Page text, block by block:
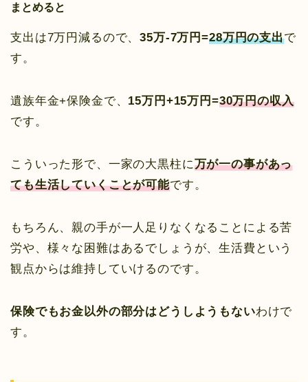
まとめると
支出は7万円減るので、35万-7万円=28万円の支出で
す。
遺族年金+保険金で、 15万円+15万円=30万円の収入
です。
こういった形で、一家の大黒柱に万が一の事があっ
ても生活していくことが可能です。
もちろん、親の手が一人足りなくなることによる苦
労や、様々な困難はあるでしょうが、生活費という
観点からは維持していけるのです。
保険でもお金以外の部分はどうしようもないわけで
す。